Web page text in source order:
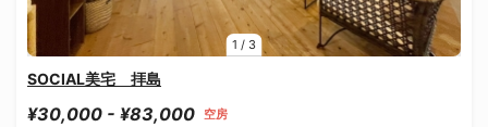
1 / 3
SOCIAL美宅 拝島
¥30,000 - ¥83,000 空房